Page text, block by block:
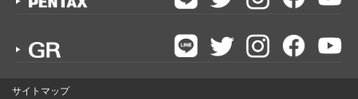
サイトマップ